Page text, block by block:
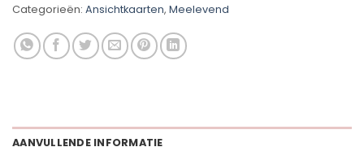
Categorieën: Ansichtkaarten, Meelevend
AANVULLENDE INFORMATIE